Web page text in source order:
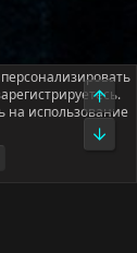
на использование
Верх
Низ